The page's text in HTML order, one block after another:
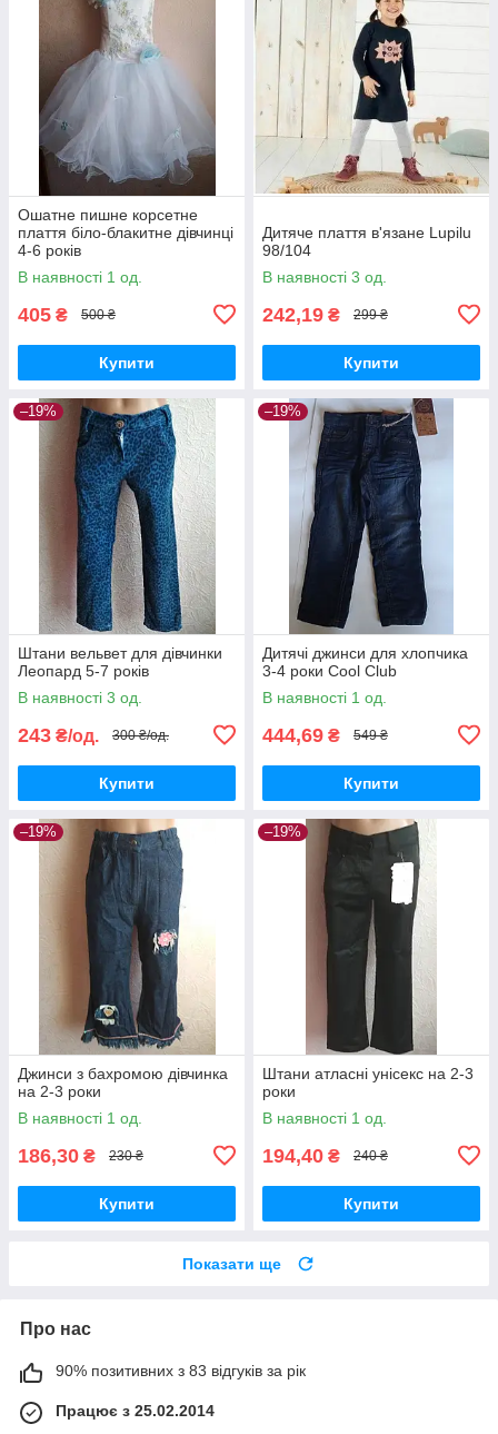
Ошатне пишне корсетне
плаття біло-блакитне дівчинці
4-6 років
В наявності 1 од.
405 ₴ 500 ₴
Купити
Дитяче плаття в'язане Lupilu
98/104
В наявності 3 од.
242,19 ₴ 299 ₴
Купити
–19%
Штани вельвет для дівчинки
Леопард 5-7 років
В наявності 3 од.
243 ₴/од. 300 ₴/од.
Купити
–19%
Дитячі джинси для хлопчика
3-4 роки Cool Club
В наявності 1 од.
444,69 ₴ 549 ₴
Купити
–19%
Джинси з бахромою дівчинка
на 2-3 роки
В наявності 1 од.
186,30 ₴ 230 ₴
Купити
–19%
Штани атласні унісекс на 2-3
роки
В наявності 1 од.
194,40 ₴ 240 ₴
Купити
Показати ще
Про нас
90% позитивних з 83 відгуків за рік
Працює з 25.02.2014